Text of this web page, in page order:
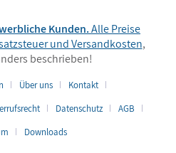
Kunden.Alle Preise
undVersandkosten,
beschrieben!
Über uns
Kontakt
Datenschutz
AGB
Downloads